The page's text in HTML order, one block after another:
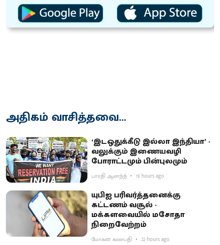
அதிகம் வாசித்தவை...
‘இடஒதுக்கீடு இல்லா இந்தியா’ -
வலுக்கும் இணையவழி
போராட்டமும் பின்புலமும்
பாரதி ஆனந்த் 19 hours ago
யுபிஐ பரிவர்த்தனைக்கு
கட்டணம் வசூல் -
மக்களவையில் மசோதா
நிறைவேற்றம்
மோகன் கணபதி 22 hours ago